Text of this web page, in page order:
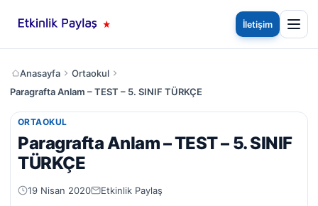
İletişim
Anasayfa
Ortaokul
Paragrafta Anlam – TEST – 5. SINIF TÜRKÇE
ORTAOKUL
Paragrafta Anlam – TEST – 5. SINIF
TÜRKÇE
19 Nisan 2020 Etkinlik Paylaş